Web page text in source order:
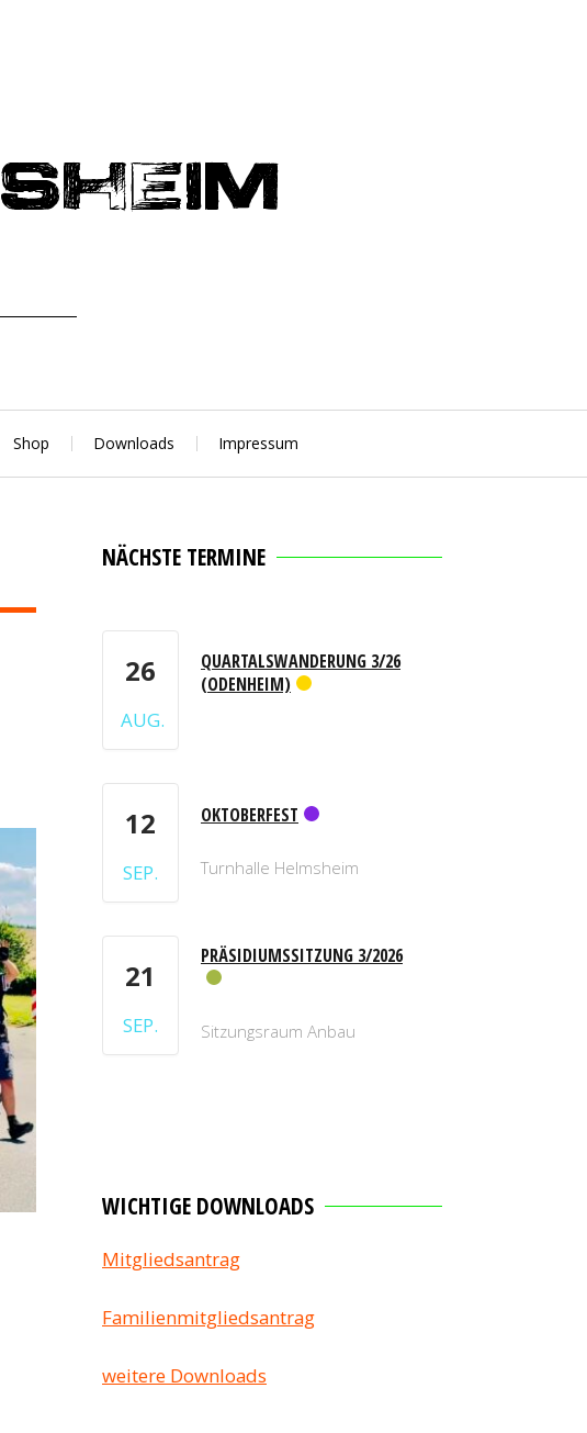
Shop Downloads Impressum
NÄCHSTE TERMINE
26
AUG.
QUARTALSWANDERUNG 3/26
(ODENHEIM)
12
SEP.
OKTOBERFEST
Turnhalle Helmsheim
21
SEP.
PRÄSIDIUMSSITZUNG 3/2026
Sitzungsraum Anbau
WICHTIGE DOWNLOADS
Mitgliedsantrag
Familienmitgliedsantrag
weitere Downloads